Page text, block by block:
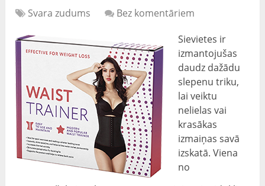
Svara zudums
Bez komentāriem
Sievietes ir
izmantojušas
daudz dažādu
slepenu triku,
lai veiktu
nelielas vai
krasākas
izmaiņas savā
izskatā. Viena
no